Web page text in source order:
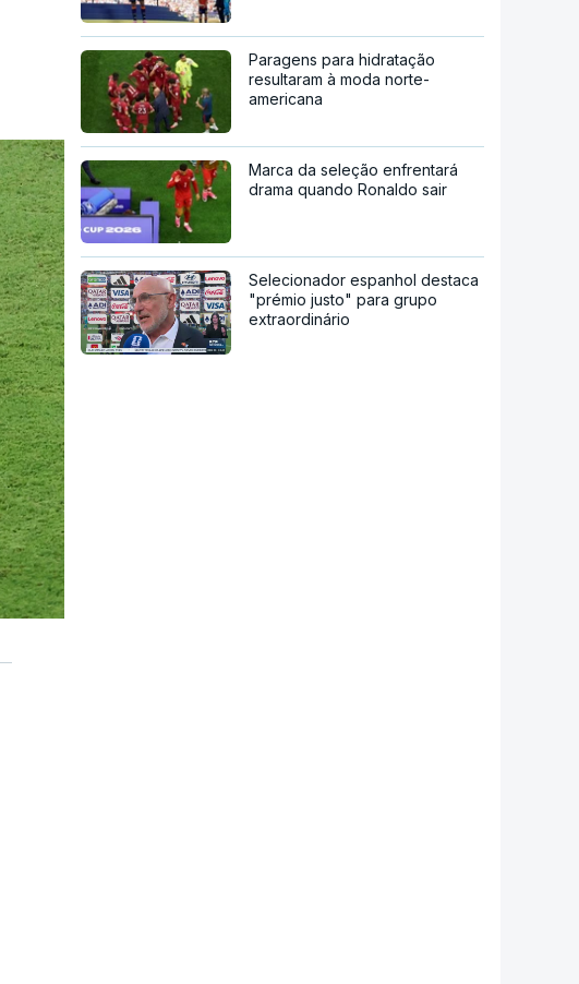
Paragens para hidratação
resultaram à moda norte-
americana
Marca da seleção enfrentará
drama quando Ronaldo sair
Selecionador espanhol destaca
"prémio justo" para grupo
extraordinário